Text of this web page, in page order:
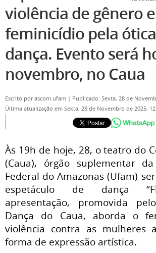
violência de gênero e
feminicídio pela
dança. Evento será
novembro, no Caua
Escrito porascom.ufam | Publicado: Sexta, 28 de
Última atualização em Sexta, 28 de Novembro de 2025,
Às 19h de hoje, 28, o teatro do
(Caua), órgão suplementar
Federal do Amazonas (Ufam)
espetáculo de dança
apresentação, promovida
Dança do Caua, aborda o
violência contra as mulheres
forma de expressão artística.